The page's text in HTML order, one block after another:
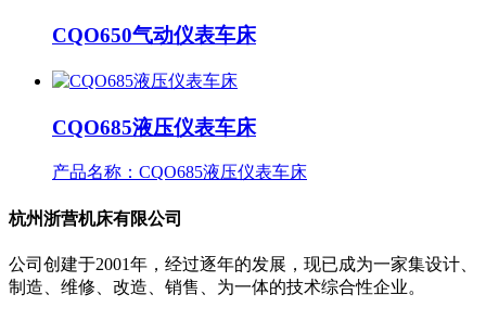
CQO650气动仪表车床
CQO685液压仪表车床
产品名称：CQO685液压仪表车床
杭州浙营机床有限公司
公司创建于2001年，经过逐年的发展，现已成为一家集设计、
制造、维修、改造、销售、为一体的技术综合性企业。